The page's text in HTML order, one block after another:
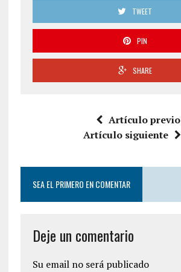
TWEET
PIN
SHARE
Artículo previo
Artículo siguiente
SEA EL PRIMERO EN COMENTAR
Deje un comentario
Su email no será publicado